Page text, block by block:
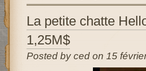
La petite chatte
1,25M$
Posted by ced on 15